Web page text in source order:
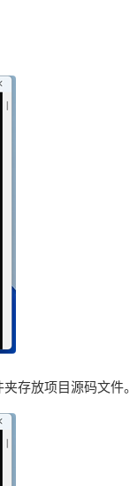
存放项目源码文件。